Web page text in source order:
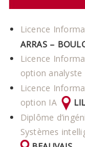
Licence
ARRAS –
Licence
option analyste
Licence
option IA
Diplôme
Systèmes